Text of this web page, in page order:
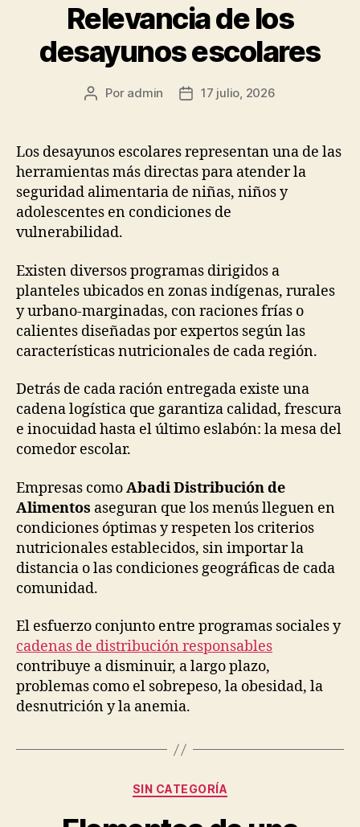
Relevancia de los
desayunos escolares
Autor
publicación
Por admin
Fecha
publicación
17 julio, 2026
Los desayunos escolares representan una de las
herramientas más directas para atender la
seguridad alimentaria de niñas, niños y
adolescentes en condiciones de
vulnerabilidad.
Existen diversos programas dirigidos a
planteles ubicados en zonas indígenas, rurales
y urbano-marginadas, con raciones frías o
calientes diseñadas por expertos según las
características nutricionales de cada región.
Detrás de cada ración entregada existe una
cadena logística que garantiza calidad, frescura
e inocuidad hasta el último eslabón: la mesa del
comedor escolar.
Empresas comoAbadi Distribución de
Alimentos aseguran que los menús lleguen en
condiciones óptimas y respeten los criterios
nutricionales establecidos, sin importar la
distancia o las condiciones geográficas de cada
comunidad.
El esfuerzo conjunto entre programas sociales y
cadenas de distribución responsables
contribuye a disminuir, a largo plazo,
problemas como el sobrepeso, la obesidad, la
desnutrición y la anemia.
Categorías
SIN CATEGORÍA